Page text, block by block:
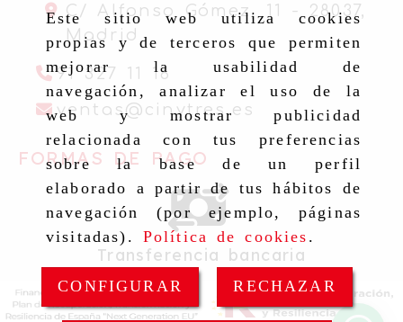
Este sitio web utiliza cookies
propias y de terceros que permiten
mejorar la usabilidad de
navegación, analizar el uso de la
web y mostrar publicidad
relacionada con tus preferencias
sobre la base de un perfil
elaborado a partir de tus hábitos de
navegación (por ejemplo, páginas
visitadas). Política de cookies .
CONFIGURAR RECHAZAR
C/ Alfonso Gómez, 11 - 28037,
Madrid
91 327 11 16
ventas cinytres.es ventas
FORMAS DE PAGO
Transferencia bancaria